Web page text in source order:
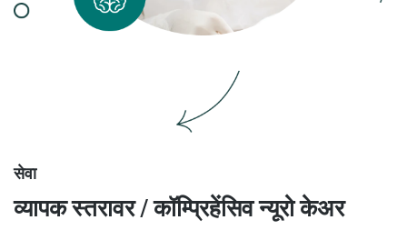
सेवा
व्यापक स्तरावर / कॉम्प्रिहेंसिव न्यूरो केअर